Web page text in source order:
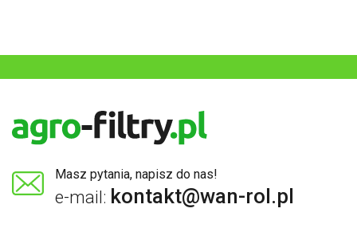
Masz pytania, napisz do nas!
e-mail: kontakt@wan-rol.pl